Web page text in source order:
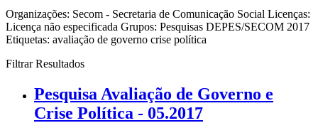
Organizações: Secom - Secretaria de Comunicação Social Licenças:
Licença não especificada Grupos: Pesquisas DEPES/SECOM 2017
Etiquetas: avaliação de governo crise política
Filtrar Resultados
Pesquisa Avaliação de Governo e
Crise Política - 05.2017